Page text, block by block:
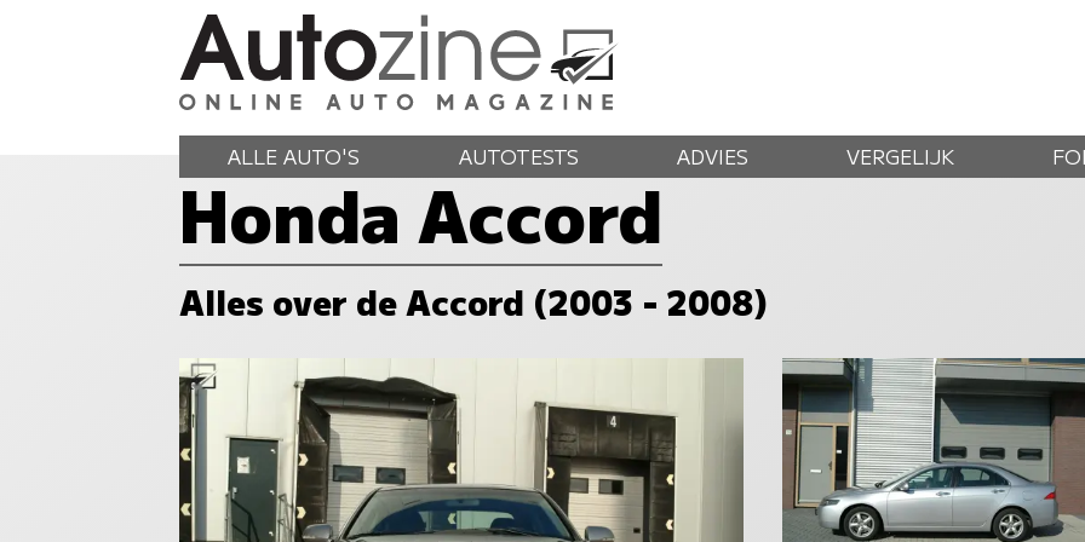
ALLE AUTO'S AUTOTESTS ADVIES VERGELIJK
Honda Accord
Alles over de Accord (2003 - 2008)